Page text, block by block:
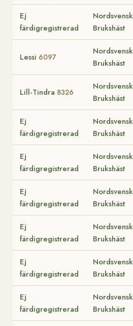
Ej
färdigregistrerad
Nordsvensk
Brukshäst
Lessi 6097
Nordsvensk
Brukshäst
Lill-Tindra 8326
Nordsvensk
Brukshäst
Ej
färdigregistrerad
Nordsvensk
Brukshäst
Ej
färdigregistrerad
Nordsvensk
Brukshäst
Ej
färdigregistrerad
Nordsvensk
Brukshäst
Ej
färdigregistrerad
Nordsvensk
Brukshäst
Ej
färdigregistrerad
Nordsvensk
Brukshäst
Ej
färdigregistrerad
Nordsvensk
Brukshäst